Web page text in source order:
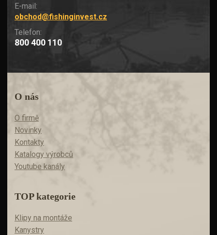
E-mail:
obchod@fishinginvest.cz
Telefon:
800 400 110
O nás
O firmě
Novinky
Kontakty
Katalogy výrobců
Youtube kanály
TOP kategorie
Klipy na montáže
Kanystry